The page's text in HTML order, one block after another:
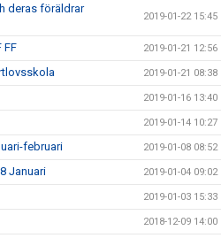
deras föräldrar
2019-01-22 15:45
FF 2019-01-21 12:56
2019-01-21 08:38
2019-01-16 13:40
2019-01-14 10:27
februari 2019-01-08 08:52
Januari 2019-01-04 09:02
2019-01-03 15:33
2018-12-09 14:00